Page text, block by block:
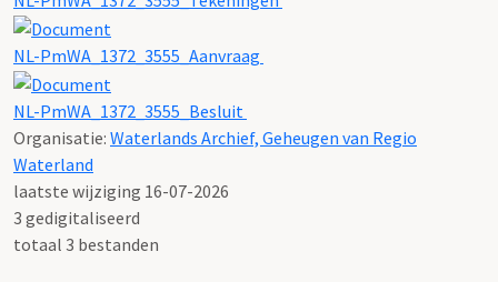
NL-PmWA_1372_3555_Aanvraag
NL-PmWA_1372_3555_Besluit
Organisatie: Waterlands Archief, Geheugen van Regio
Waterland
laatste wijziging 16-07-2026
3 gedigitaliseerd
totaal 3 bestanden